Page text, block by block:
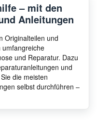
– mit den
Anleitungen
Originalteilen und
umfangreiche
und Reparatur. Dazu
und
die meisten
selbst durchführen –